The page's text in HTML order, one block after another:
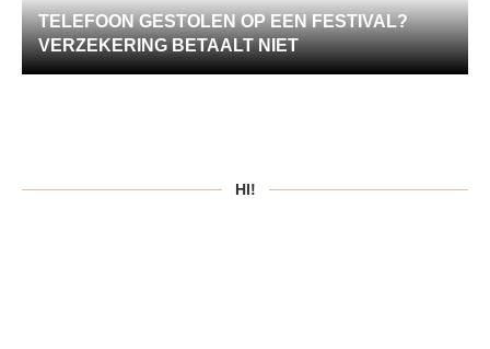
TELEFOON GESTOLEN OP EEN FESTIVAL?
VERZEKERING BETAALT NIET
HI!